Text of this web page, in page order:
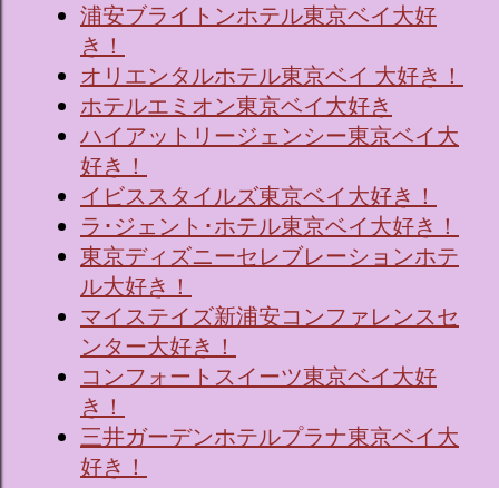
浦安ブライトンホテル東京ベイ大好
き！
オリエンタルホテル東京ベイ 大好き！
ホテルエミオン東京ベイ大好き
ハイアットリージェンシー東京ベイ大
好き！
イビススタイルズ東京ベイ大好き！
ラ･ジェント･ホテル東京ベイ大好き！
東京ディズニーセレブレーションホテ
ル大好き！
マイステイズ新浦安コンファレンスセ
ンター大好き！
コンフォートスイーツ東京ベイ大好
き！
三井ガーデンホテルプラナ東京ベイ大
好き！